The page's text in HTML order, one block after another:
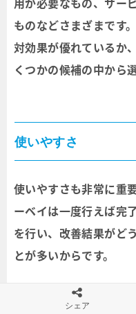
ものなどさまざまです
対効果が優れているか
くつかの候補の中から
使いやすさ
使いやすさも非常に重
ーベイは一度行えば完
を行い、改善結果がど
とが多いからです。
そのため、使いにくい
シェア